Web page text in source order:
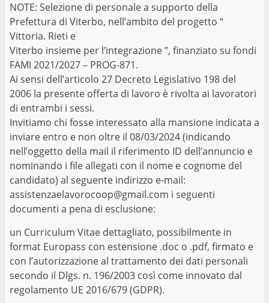
NOTE: Selezione di personale a supporto della
Prefettura di Viterbo, nell’ambito del progetto “
Vittoria. Rieti e
Viterbo insieme per l’integrazione ”, finanziato su fondi
FAMI 2021/2027 – PROG-871.
Ai sensi dell’articolo 27 Decreto Legislativo 198 del
2006 la presente offerta di lavoro è rivolta ai lavoratori
di entrambi i sessi.
Invitiamo chi fosse interessato alla mansione indicata a
inviare entro e non oltre il 08/03/2024 (indicando
nell’oggetto della mail il riferimento ID dell’annuncio e
nominando i file allegati con il nome e cognome del
candidato) al seguente indirizzo e-mail:
assistenzaelavorocoop@gmail.com i seguenti
documenti a pena di esclusione:
un Curriculum Vitae dettagliato, possibilmente in
format Europass con estensione .doc o .pdf, firmato e
con l’autorizzazione al trattamento dei dati personali
secondo il Dlgs. n. 196/2003 così come innovato dal
regolamento UE 2016/679 (GDPR).